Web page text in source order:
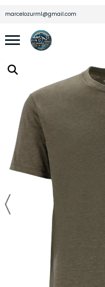
marcelozurml@gmail.com